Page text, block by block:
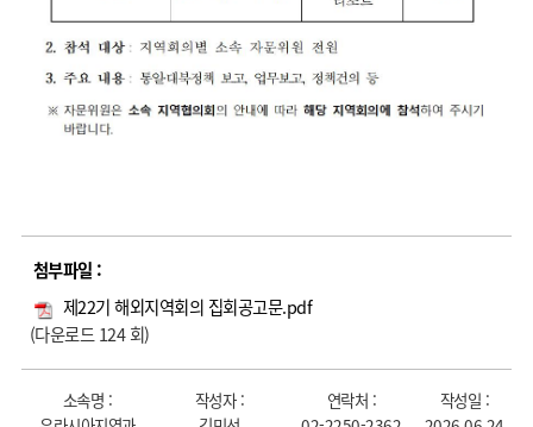
첨부파일 :
제22기 해외지역회의 집회공고문.pdf
(다운로드 124 회)
소속명 :
작성자 :
연락처 :
작성일 :